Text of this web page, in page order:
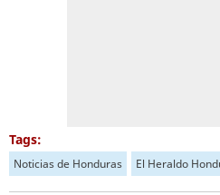
Tags:
Noticias de Honduras El Heraldo